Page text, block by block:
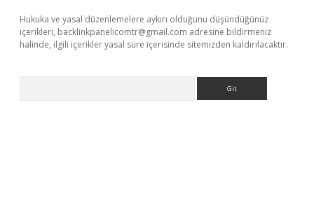
Hukuka ve yasal düzenlemelere aykırı olduğunu düşündüğünüz
içerikleri, backlinkpanelicomtr@gmail.com adresine bildirmeniz
halinde, ilgili içerikler yasal süre içerisinde sitemizden kaldırılacaktır.